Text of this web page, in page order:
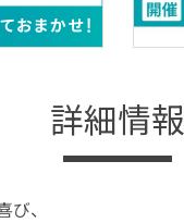
詳細情報
、